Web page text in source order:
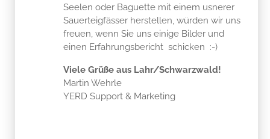
Seelen oder Baguette mit einem usnerer
Sauerteigfässer herstellen, würden wir uns
freuen, wenn Sie uns einige Bilder und
einen Erfahrungsbericht schicken :-)
Viele Grüße aus Lahr/Schwarzwald!
Martin Wehrle
YERD Support & Marketing